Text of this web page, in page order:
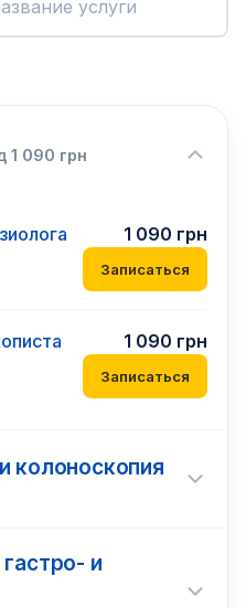
1 090 грн
1 090 грн
Записаться
1 090 грн
Записаться
колоноскопия
и